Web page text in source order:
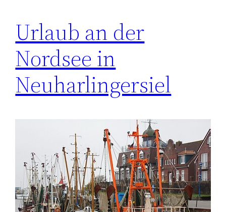
Urlaub an der
Nordsee in
Neuharlingersiel